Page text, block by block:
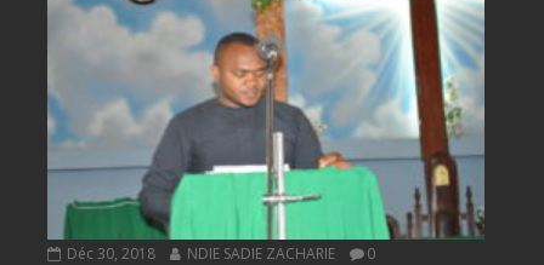
Déc 30, 2018 NDIE SADIE ZACHARIE 0